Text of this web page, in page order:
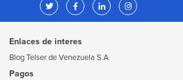
Enlaces de interes
Blog Telser de Venezuela S.A
Pagos